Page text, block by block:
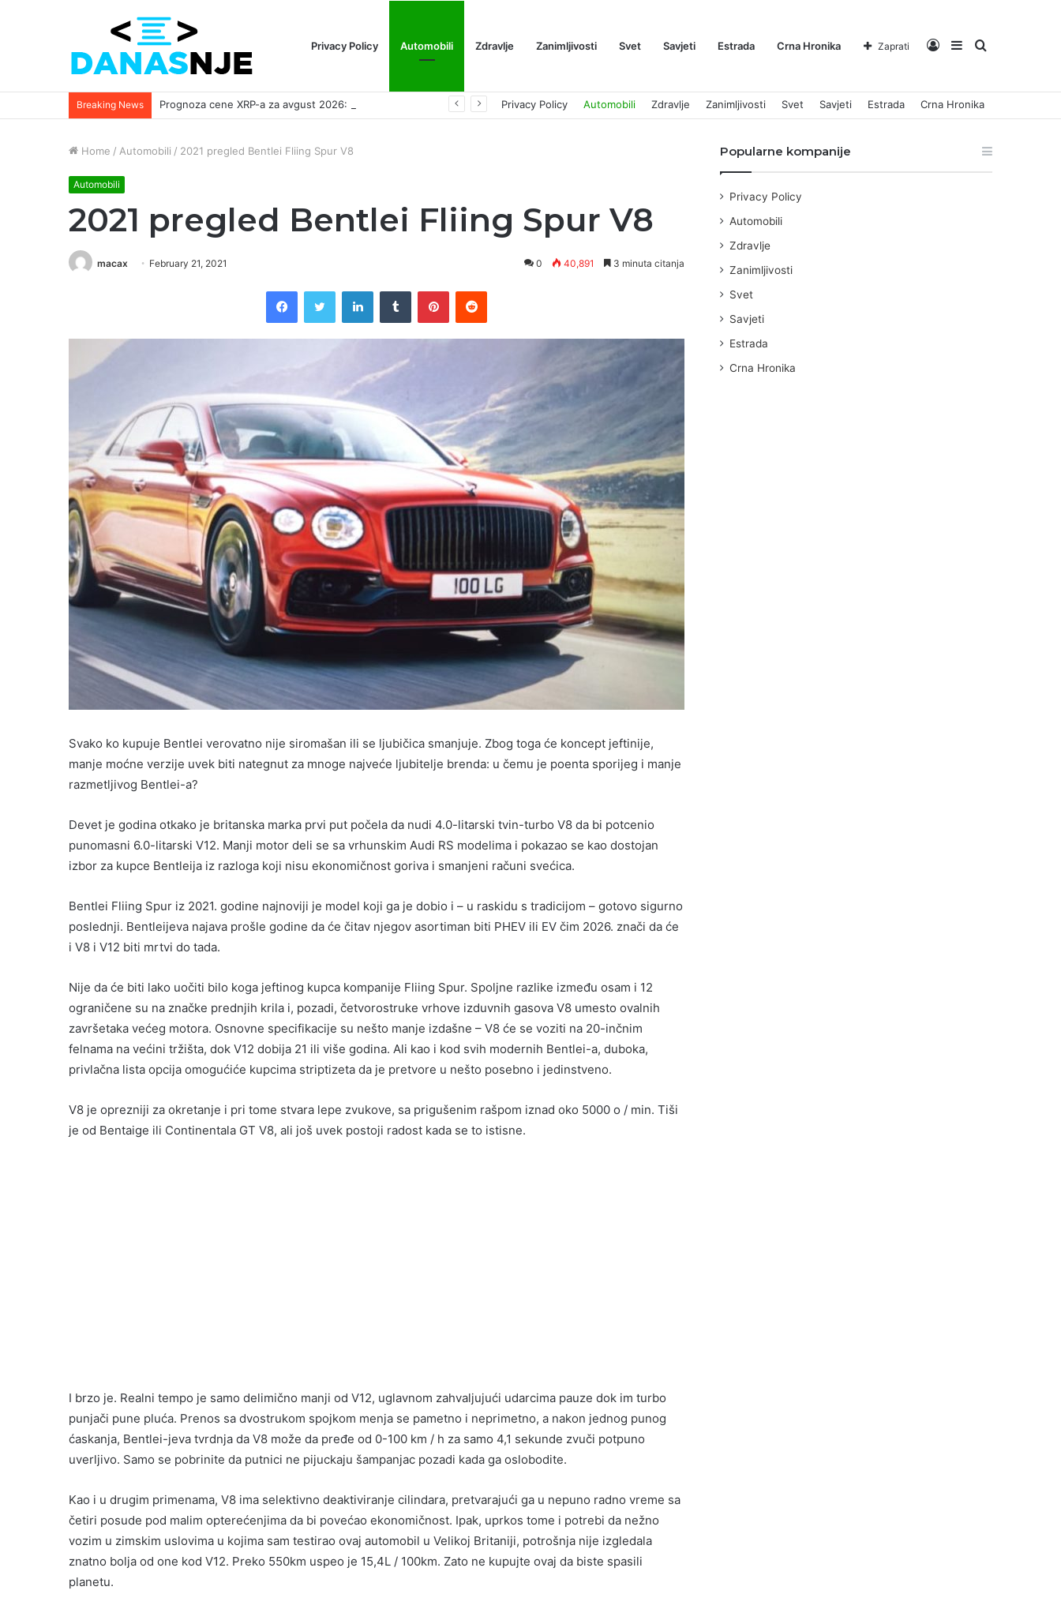
Privacy Policy Automobili Zdravlje Zanimljivosti Svet Savjeti Estrada Crna Hronika Pretraga
Sidebar
Log
Zaprati
Breaking News Privacy Policy Automobili Zdravlje Zanimljivosti Svet Savjeti Estrada Crna Hronika
Home / Automobili / 2021 pregled Bentlei Fliing Spur V8
Automobili
2021 pregled Bentlei Fliing Spur V8
macax February 21, 2021 0 40,891 3 minuta citanja
FacebookTwitter LinkedInTumblr PinterestReddit
Svako ko kupuje Bentlei verovatno nije siromašan ili se ljubičica smanjuje. Zbog toga će koncept jeftinije,
manje moćne verzije uvek biti nategnut za mnoge najveće ljubitelje brenda: u čemu je poenta sporijeg i manje
razmetljivog Bentlei-a?
Devet je godina otkako je britanska marka prvi put počela da nudi 4.0-litarski tvin-turbo V8 da bi potcenio
punomasni 6.0-litarski V12. Manji motor deli se sa vrhunskim Audi RS modelima i pokazao se kao dostojan
izbor za kupce Bentleija iz razloga koji nisu ekonomičnost goriva i smanjeni računi svećica.
Bentlei Fliing Spur iz 2021. godine najnoviji je model koji ga je dobio i – u raskidu s tradicijom – gotovo sigurno
poslednji. Bentleijeva najava prošle godine da će čitav njegov asortiman biti PHEV ili EV čim 2026. znači da će
i V8 i V12 biti mrtvi do tada.
Nije da će biti lako uočiti bilo koga jeftinog kupca kompanije Fliing Spur. Spoljne razlike između osam i 12
ograničene su na značke prednjih krila i, pozadi, četvorostruke vrhove izduvnih gasova V8 umesto ovalnih
završetaka većeg motora. Osnovne specifikacije su nešto manje izdašne – V8 će se voziti na 20-inčnim
felnama na većini tržišta, dok V12 dobija 21 ili više godina. Ali kao i kod svih modernih Bentlei-a, duboka,
privlačna lista opcija omogućiće kupcima striptizeta da je pretvore u nešto posebno i jedinstveno.
V8 je oprezniji za okretanje i pri tome stvara lepe zvukove, sa prigušenim rašpom iznad oko 5000 o / min. Tiši
je od Bentaige ili Continentala GT V8, ali još uvek postoji radost kada se to istisne.
I brzo je. Realni tempo je samo delimično manji od V12, uglavnom zahvaljujući udarcima pauze dok im turbo
punjači pune pluća. Prenos sa dvostrukom spojkom menja se pametno i neprimetno, a nakon jednog punog
ćaskanja, Bentlei-jeva tvrdnja da V8 može da pređe od 0-100 km / h za samo 4,1 sekunde zvuči potpuno
uverljivo. Samo se pobrinite da putnici ne pijuckaju šampanjac pozadi kada ga oslobodite.
Kao i u drugim primenama, V8 ima selektivno deaktiviranje cilindara, pretvarajući ga u nepuno radno vreme sa
četiri posude pod malim opterećenjima da bi povećao ekonomičnost. Ipak, uprkos tome i potrebi da nežno
vozim u zimskim uslovima u kojima sam testirao ovaj automobil u Velikoj Britaniji, potrošnja nije izgledala
znatno bolja od one kod V12. Preko 550km uspeo je 15,4L / 100km. Zato ne kupujte ovaj da biste spasili
planetu.
Popularne kompanije
Privacy Policy
Automobili
Zdravlje
Zanimljivosti
Svet
Savjeti
Estrada
Crna Hronika